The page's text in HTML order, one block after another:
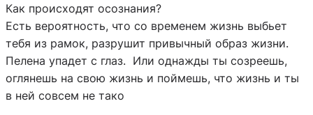
Как происходят осознания?
Есть вероятность, что со временем жизнь выбьет
тебя из рамок, разрушит привычный образ жизни.
Пелена упадет с глаз. Или однажды ты созреешь,
оглянешь на свою жизнь и поймешь, что жизнь и ты
в ней совсем не тако